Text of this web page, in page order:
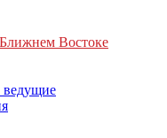
Востоке